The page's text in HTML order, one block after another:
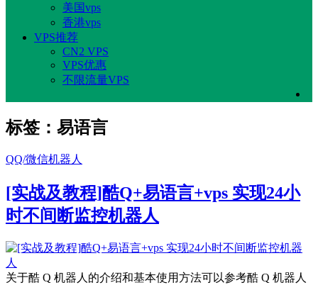
美国vps
香港vps
VPS推荐
CN2 VPS
VPS优惠
不限流量VPS
标签：易语言
QQ/微信机器人
[实战及教程]酷Q+易语言+vps 实现24小
时不间断监控机器人
关于酷 Q 机器人的介绍和基本使用方法可以参考酷 Q 机器人